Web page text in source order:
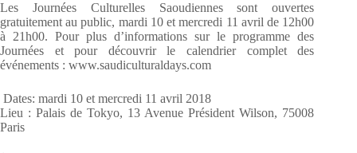
Les Journées Culturelles Saoudiennes sont ouvertes
gratuitement au public, mardi 10 et mercredi 11 avril de 12h00
à 21h00. Pour plus d’informations sur le programme des
Journées et pour découvrir le calendrier complet des
événements : www.saudiculturaldays.com
Dates: mardi 10 et mercredi 11 avril 2018
Lieu : Palais de Tokyo, 13 Avenue Président Wilson, 75008
Paris